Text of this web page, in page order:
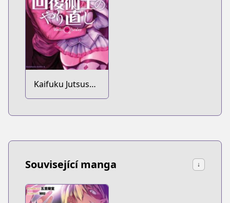
Kaifuku Jutsushi
no Yarinaoshi
Související manga ↓